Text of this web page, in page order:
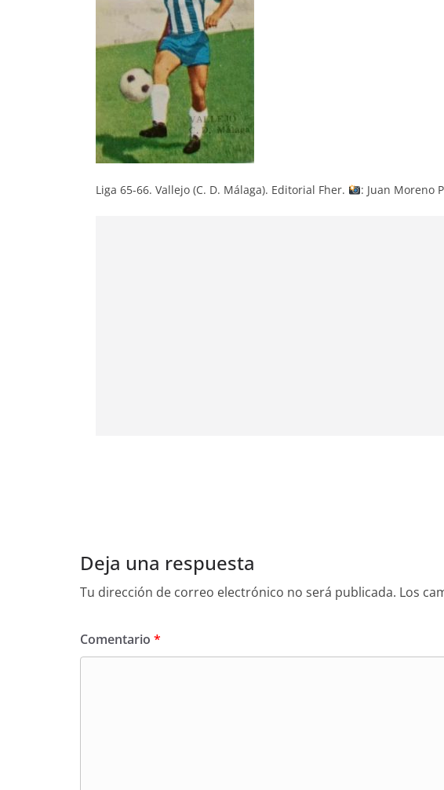
Liga 65-66. Vallejo (C. D. Málaga). Editorial Fher. : Juan Moreno
Deja una respuesta
Tu dirección de correo electrónico no será publicada. Los
Comentario *